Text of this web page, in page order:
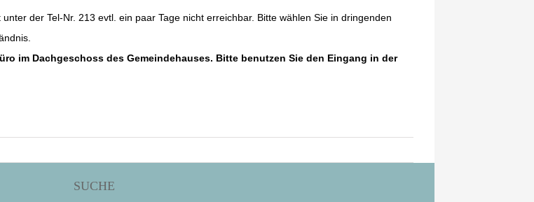
der Tel-Nr. 213 evtl. ein paar Tage nicht erreichbar. Bitte wählen Sie in dringenden
im Dachgeschoss des Gemeindehauses. Bitte benutzen Sie den Eingang in der
SUCHE